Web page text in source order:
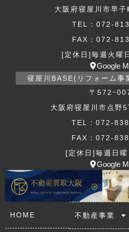
大阪府寝屋川市早
TEL：072-
FAX：072-
[定休日]毎週火曜
Google
寝屋川BASE(リフォーム事
〒572ｰ
大阪府寝屋川市点野
TEL：072-
FAX：072-
[定休日]毎週日曜
Google
HOME 不動産事業